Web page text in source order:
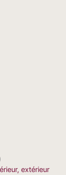
extérieur